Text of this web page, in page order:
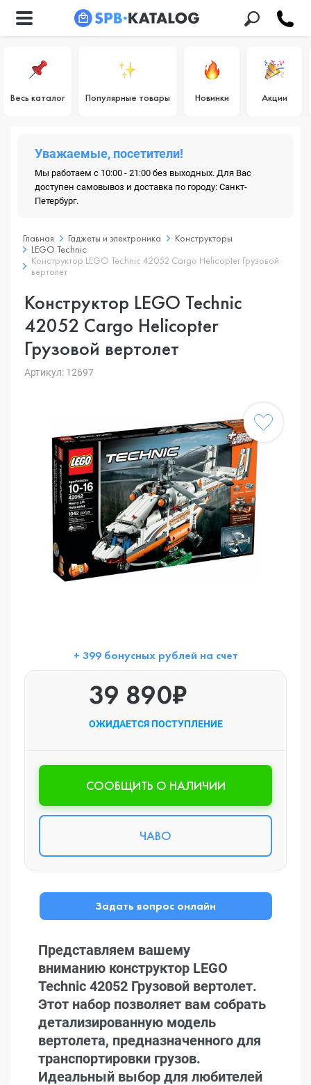
Весь каталог Популярные товары Новинки Акции
Уважаемые, посетители!
Мы работаем с 10:00 - 21:00 без выходных. Для Вас
доступен самовывоз и доставка по городу: Санкт-
Петербург.
Главная Гаджеты и электроника
Конструкторы
LEGO Technic
Конструктор LEGO Technic 42052 Cargo Helicopter Грузовой
вертолет
Конструктор LEGO Technic
42052 Cargo Helicopter
Грузовой вертолет
Артикул: 12697
+ 399 бонусных рублей на счет
39 890₽
ОЖИДАЕТСЯ ПОСТУПЛЕНИЕ
CООБЩИТЬ О НАЛИЧИИ
ЧАВО
Задать вопрос онлайн
Представляем вашему
вниманию конструктор LEGO
Technic 42052 Грузовой вертолет.
Этот набор позволяет вам собрать
детализированную модель
вертолета, предназначенного для
транспортировки грузов.
Идеальный выбор для любителей